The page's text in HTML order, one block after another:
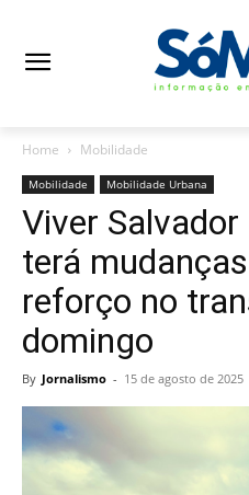
Home Mobilidade
Mobilidade Mobilidade Urbana
Viver
terá
reforço no
domingo
By Jornalismo - 15 de agosto de 2025